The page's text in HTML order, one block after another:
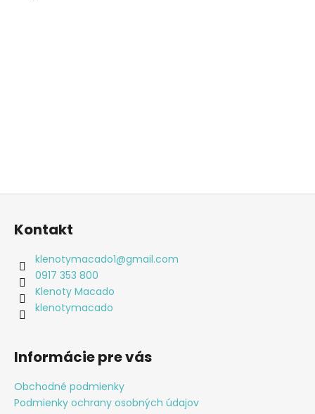
Z
Kontakt
klenotymacado1@gmail.com
0917 353 800
Klenoty Macado
klenotymacado
Informácie pre vás
Obchodné podmienky
Podmienky ochrany osobných údajov